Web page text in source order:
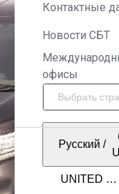
Контактные
Новости СБТ
офисы
Русский /